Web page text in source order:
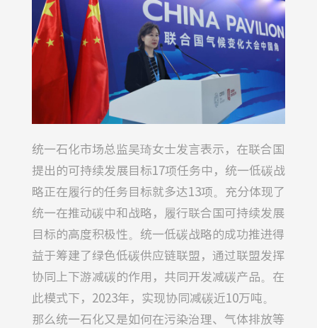
统一石化市场总监吴琦女士发言表示，在联合国
提出的可持续发展目标17项任务中，统一低碳战
略正在履行的任务目标就多达13项。充分体现了
统一在推动碳中和战略，履行联合国可持续发展
目标的高度积极性。统一低碳战略的成功推进得
益于筹建了绿色低碳供应链联盟，通过联盟发挥
协同上下游减碳的作用，共同开发减碳产品。在
此模式下，2023年，实现协同减碳近10万吨。
那么统一石化又是如何在污染治理、气体排放等